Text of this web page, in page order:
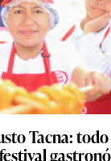
Tacna: